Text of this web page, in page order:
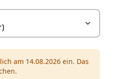
am 14.08.2026 ein. Das